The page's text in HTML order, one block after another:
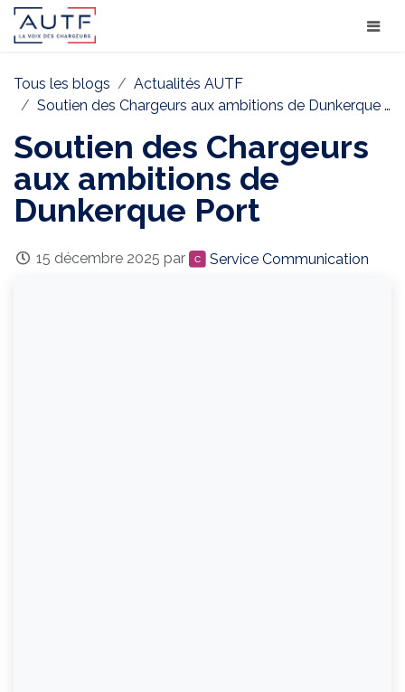
Tous les blogs
Actualités AUTF
Soutien des Chargeurs aux ambitions de Dunkerque Port
Soutien des Chargeurs
aux ambitions de
Dunkerque Port
15 décembre 2025 par Service Communication